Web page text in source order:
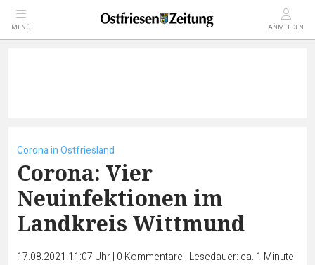
MENÜ ANMELDEN
Corona in Ostfriesland
Corona: Vier
Neuinfektionen im
Landkreis Wittmund
17.08.2021 11:07 Uhr| 0 Kommentare | Lesedauer: ca. 1 Minute